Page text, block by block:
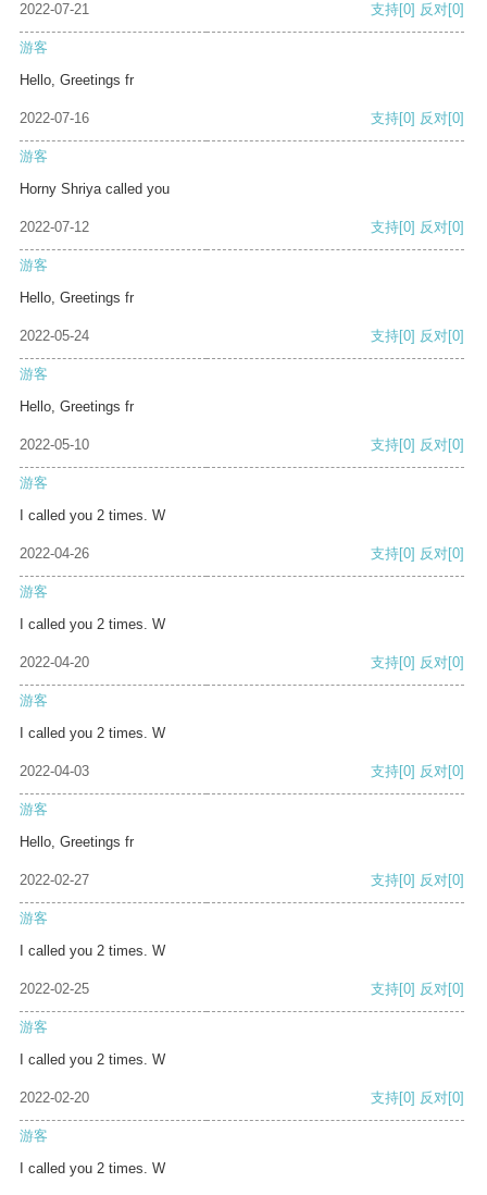
2022-07-21 支持[0] 反对[0]
游客
Hello, Greetings fr
2022-07-16 支持[0] 反对[0]
游客
Horny Shriya called you
2022-07-12 支持[0] 反对[0]
游客
Hello, Greetings fr
2022-05-24 支持[0] 反对[0]
游客
Hello, Greetings fr
2022-05-10 支持[0] 反对[0]
游客
I called you 2 times. W
2022-04-26 支持[0] 反对[0]
游客
I called you 2 times. W
2022-04-20 支持[0] 反对[0]
游客
I called you 2 times. W
2022-04-03 支持[0] 反对[0]
游客
Hello, Greetings fr
2022-02-27 支持[0] 反对[0]
游客
I called you 2 times. W
2022-02-25 支持[0] 反对[0]
游客
I called you 2 times. W
2022-02-20 支持[0] 反对[0]
游客
I called you 2 times. W